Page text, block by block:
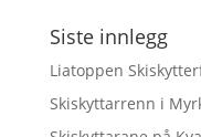
Siste innlegg
Liatoppen
Skiskyttarrenn i